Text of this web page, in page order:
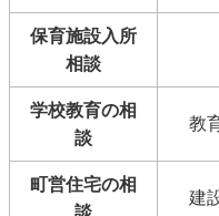
保育施設入所
相談
学校教育の相
談
教
町営住宅の相
談
建